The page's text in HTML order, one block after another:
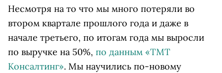
Несмотря на то что мы много потеряли во
втором квартале прошлого года и даже в
начале третьего, по итогам года мы выросли
по выручке на 50%, по данным «ТМТ
Консалтинг». Мы научились по-новому